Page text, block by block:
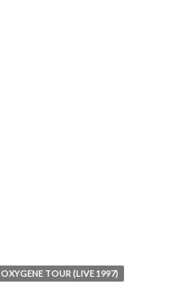
OXYGENE TOUR (LIVE 1997)